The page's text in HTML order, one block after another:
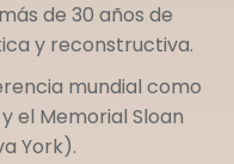
de 30 años de
y reconstructiva.
mundial como
y el Memorial Sloan
York).